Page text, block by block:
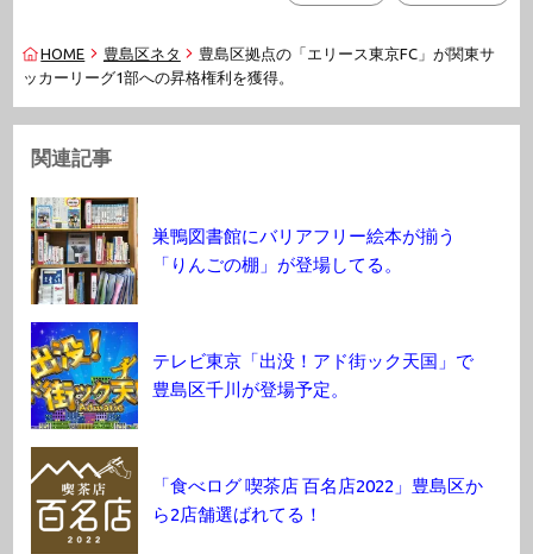
HOME 豊島区ネタ
豊島区拠点の「エリース東京FC」が関東サ
ッカーリーグ1部への昇格権利を獲得。
関連記事
巣鴨図書館にバリアフリー絵本が揃う
「りんごの棚」が登場してる。
テレビ東京「出没！アド街ック天国」で
豊島区千川が登場予定。
「食べログ 喫茶店 百名店2022」豊島区か
ら2店舗選ばれてる！